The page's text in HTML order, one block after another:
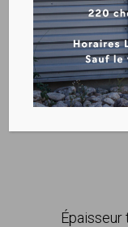
RIGID
Épaisseur